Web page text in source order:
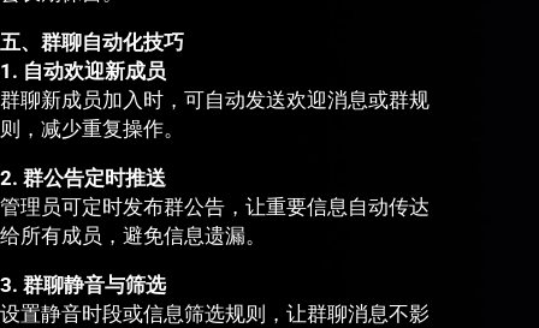
五、群聊自动化技巧
1. 自动欢迎新成员
群聊新成员加入时，可自动发送欢迎消息或群规
则，减少重复操作。
2. 群公告定时推送
管理员可定时发布群公告，让重要信息自动传达
给所有成员，避免信息遗漏。
3. 群聊静音与筛选
设置静音时段或信息筛选规则，让群聊消息不影